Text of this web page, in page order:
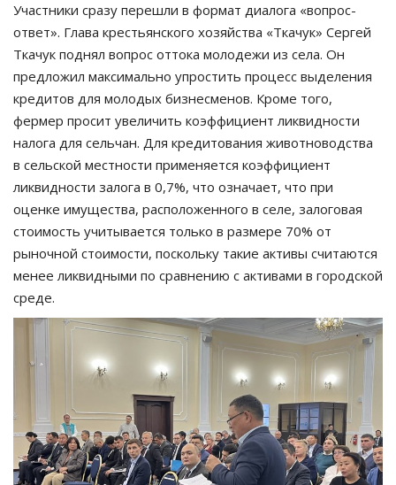
Участники сразу перешли в формат диалога «вопрос-
ответ». Глава крестьянского хозяйства «Ткачук» Сергей
Ткачук поднял вопрос оттока молодежи из села. Он
предложил максимально упростить процесс выделения
кредитов для молодых бизнесменов. Кроме того,
фермер просит увеличить коэффициент ликвидности
налога для сельчан. Для кредитования животноводства
в сельской местности применяется коэффициент
ликвидности залога в 0,7%, что означает, что при
оценке имущества, расположенного в селе, залоговая
стоимость учитывается только в размере 70% от
рыночной стоимости, поскольку такие активы считаются
менее ликвидными по сравнению с активами в городской
среде.